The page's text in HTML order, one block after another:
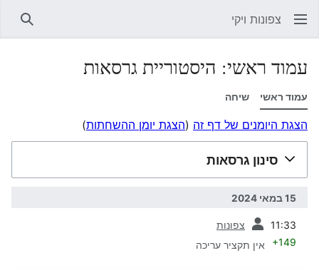
צפונות ויקי
עמוד ראשי: היסטוריית גרסאות
עמוד ראשי שיחה
הצגת היומנים של דף זה (הצגת יומן ההשחתות)
סינון גרסאות
15 במאי 2024
11:33 צפונות
+149 אין תקציר עריכה